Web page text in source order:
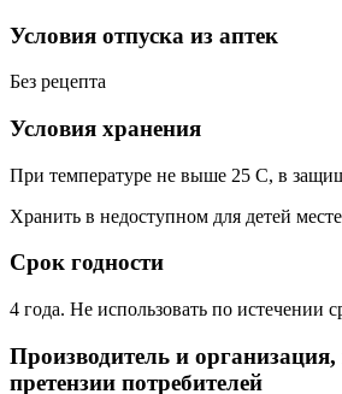
Условия отпуска из аптек
Без рецепта
Условия хранения
При температуре не выше 25 С, в
Хранить в недоступном для детей
Срок годности
4 года. Не использовать по истечении
Производитель и
претензии потребителей